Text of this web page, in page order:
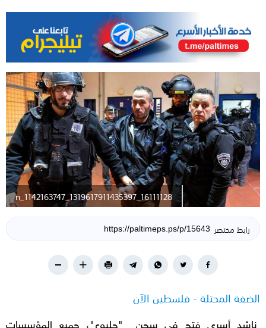
16111128_1319617911435397_1142163747_n
رابط مختصر
الضفة المحتلة - فلسطين الآن
ناشد أسرى فتح في سجن "جلبوع"، جميع المؤسسات